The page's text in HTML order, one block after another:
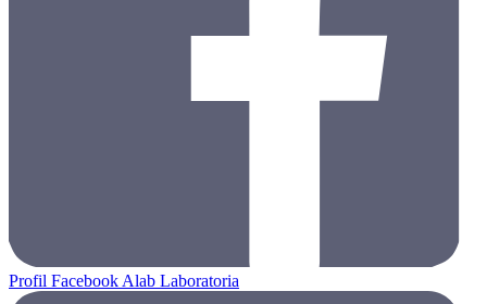
Profil Facebook Alab Laboratoria